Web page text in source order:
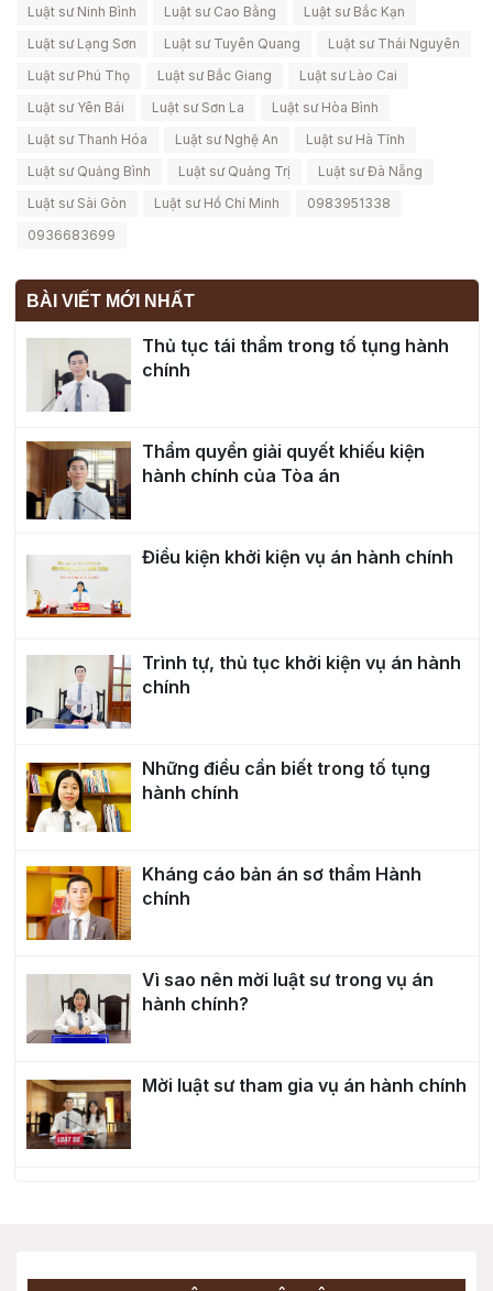
Luật sư Ninh Bình
Luật sư Cao Bằng
Luật sư Bắc Kạn
Luật sư Lạng Sơn
Luật sư Tuyên Quang
Luật sư Thái Nguyên
Luật sư Phú Thọ
Luật sư Bắc Giang
Luật sư Lào Cai
Luật sư Yên Bái
Luật sư Sơn La
Luật sư Hòa Bình
Luật sư Thanh Hóa
Luật sư Nghệ An
Luật sư Hà Tĩnh
Luật sư Quảng Bình
Luật sư Quảng Trị
Luật sư Đà Nẵng
Luật sư Sài Gòn
Luật sư Hồ Chí Minh
0983951338
0936683699
BÀI VIẾT MỚI NHẤT
Thủ tục tái thẩm trong tố tụng hành
chính
Thẩm quyền giải quyết khiếu kiện
hành chính của Tòa án
Điều kiện khởi kiện vụ án hành chính
Trình tự, thủ tục khởi kiện vụ án hành
chính
Những điều cần biết trong tố tụng
hành chính
Kháng cáo bản án sơ thẩm Hành
chính
Vì sao nên mời luật sư trong vụ án
hành chính?
Mời luật sư tham gia vụ án hành chính